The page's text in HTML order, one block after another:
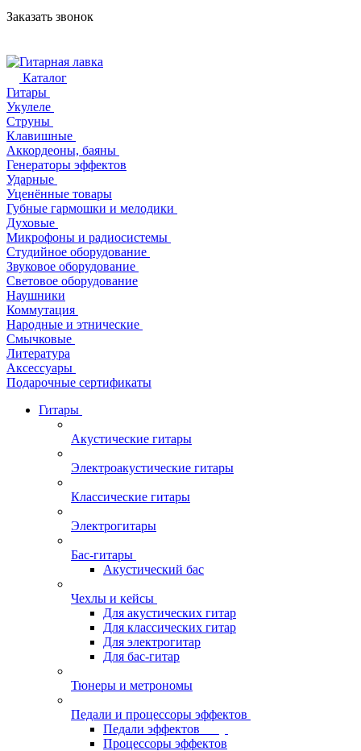
Заказать звонок
Каталог
Гитары
Укулеле
Струны
Клавишные
Аккордеоны, баяны
Генераторы эффектов
Ударные
Уценённые товары
Губные гармошки и мелодики
Духовые
Микрофоны и радиосистемы
Студийное оборудование
Звуковое оборудование
Световое оборудование
Наушники
Коммутация
Народные и этнические
Смычковые
Литература
Аксессуары
Подарочные сертификаты
Гитары
Акустические гитары
Электроакустические гитары
Классические гитары
Электрогитары
Бас-гитары
Акустический бас
Чехлы и кейсы
Для акустических гитар
Для классических гитар
Для электрогитар
Для бас-гитар
Тюнеры и метрономы
Педали и процессоры эффектов
Педали эффектов
Процессоры эффектов